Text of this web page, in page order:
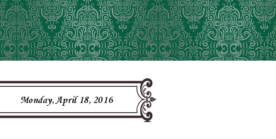
Monday, April 18, 2016